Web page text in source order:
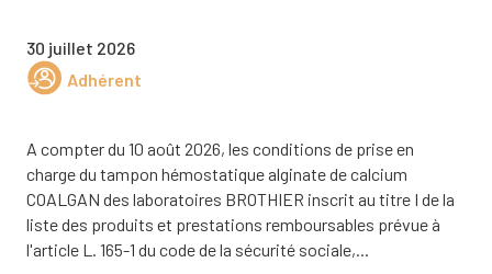
30 juillet 2026
Adhérent
A compter du 10 août 2026, les conditions de prise en
charge du tampon hémostatique alginate de calcium
COALGAN des laboratoires BROTHIER inscrit au titre I de la
liste des produits et prestations remboursables prévue à
l'article L. 165-1 du code de la sécurité sociale,...